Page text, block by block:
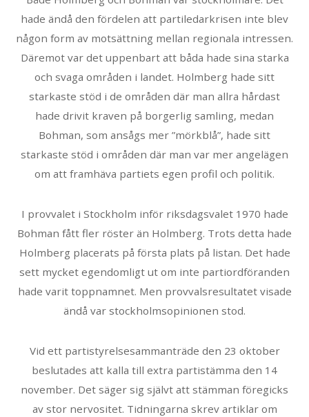
hade ändå den fördelen att partiledarkrisen inte blev
någon form av motsättning mellan regionala intressen.
Däremot var det uppenbart att båda hade sina starka
och svaga områden i landet. Holmberg hade sitt
starkaste stöd i de områden där man allra hårdast
hade drivit kraven på borgerlig samling, medan
Bohman, som ansågs mer ”mörkblå”, hade sitt
starkaste stöd i områden där man var mer angelägen
om att framhäva partiets egen profil och politik.
I provvalet i Stockholm inför riksdagsvalet 1970 hade
Bohman fått fler röster än Holmberg. Trots detta hade
Holmberg placerats på första plats på listan. Det hade
sett mycket egendomligt ut om inte partiordföranden
hade varit toppnamnet. Men provvalsresultatet visade
ändå var stockholmsopinionen stod.
Vid ett partistyrelsesammanträde den 23 oktober
beslutades att kalla till extra partistämma den 14
november. Det säger sig självt att stämman föregicks
av stor nervositet. Tidningarna skrev artiklar om